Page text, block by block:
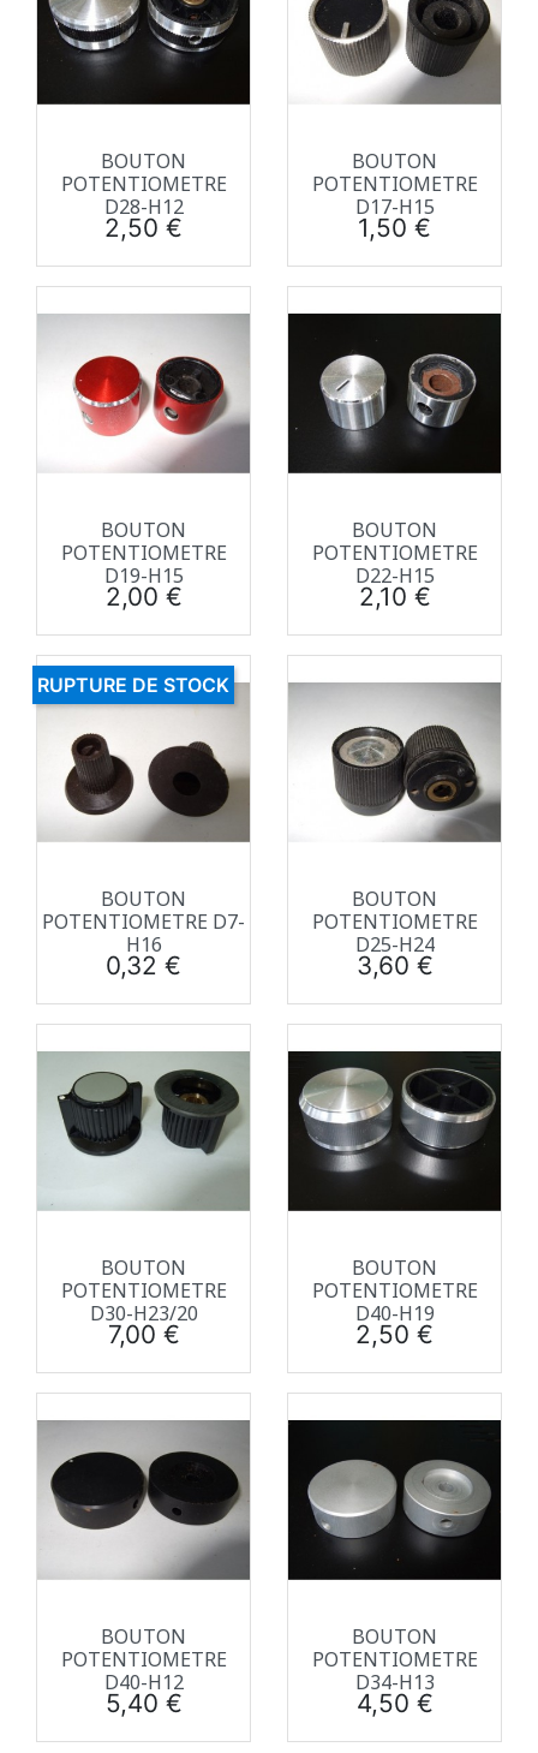
BOUTON
POTENTIOMETRE
D28-H12
Prix
2,50 €
BOUTON
POTENTIOMETRE
D17-H15
Prix
1,50 €
BOUTON
POTENTIOMETRE
D19-H15
Prix
2,00 €
BOUTON
POTENTIOMETRE
D22-H15
Prix
2,10 €
BOUTON
POTENTIOMETRE D7-
H16
Prix
0,32 €
RUPTURE DE STOCK
BOUTON
POTENTIOMETRE
D25-H24
Prix
3,60 €
BOUTON
POTENTIOMETRE
D30-H23/20
Prix
7,00 €
BOUTON
POTENTIOMETRE
D40-H19
Prix
2,50 €
BOUTON
POTENTIOMETRE
D40-H12
Prix
5,40 €
BOUTON
POTENTIOMETRE
D34-H13
Prix
4,50 €